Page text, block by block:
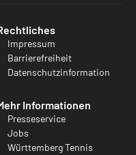
Impressum
Barrierefreiheit
Datenschutzinformation
Informationen
Presseservice
Jobs
Württemberg Tennis